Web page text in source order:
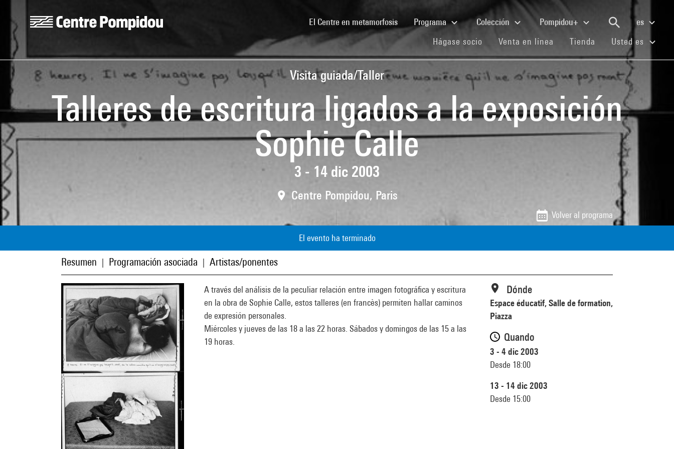
El Centre en metamorfosis(current)Programa Colección Pompidou+
es
Hágase socio (current)
Venta en línea (current)
Tienda (current)
Usted es
Visita guiada/Taller
Talleres de escritura ligados a la exposición
Sophie Calle
3 - 14 dic 2003
Centre Pompidou, Paris
Volver al programa
El evento ha terminado
Resumen Programación asociada Artistas/ponentes
A través del análisis de la peculiar relación entre imagen fotográfica y escritura
en la obra de Sophie Calle, estos talleres (en francès) permiten hallar caminos
de expresión personales.
Miércoles y jueves de las 18 a las 22 horas. Sábados y domingos de las 15 a las
19 horas.
Dónde
Espace éducatif, Salle de formation,
Piazza
Quando
3 - 4 dic 2003
Desde 18:00
13 - 14 dic 2003
Desde 15:00